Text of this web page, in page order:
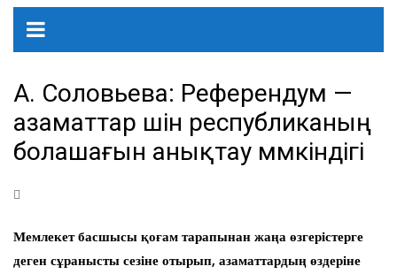
А. Соловьева: Референдум —
азаматтар үшін республиканың
болашағын анықтау мүмкіндігі
Мемлекет басшысы қоғам тарапынан жаңа өзгерістерге
деген сұранысты сезіне отырып, азаматтардың өздеріне